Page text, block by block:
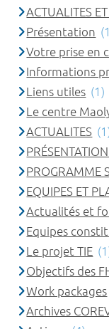
ACTUALITES
Présentation
Votre prise en
Informations
Liens utiles (1)
Le centre
ACTUALITES
PROGRAMME
EQUIPES ET
Actualités et
Equipes
Le projet TIE
Objectifs des
Work packages
Archives